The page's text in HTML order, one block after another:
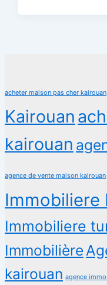
acheter maison pas cher kairouan
Kairouan
kairouan
agence de vente maison kairouan
Immobiliere
Immobiliere
Immobilière
kairouan agence